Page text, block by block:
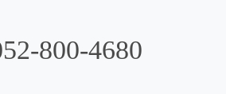
800-4680